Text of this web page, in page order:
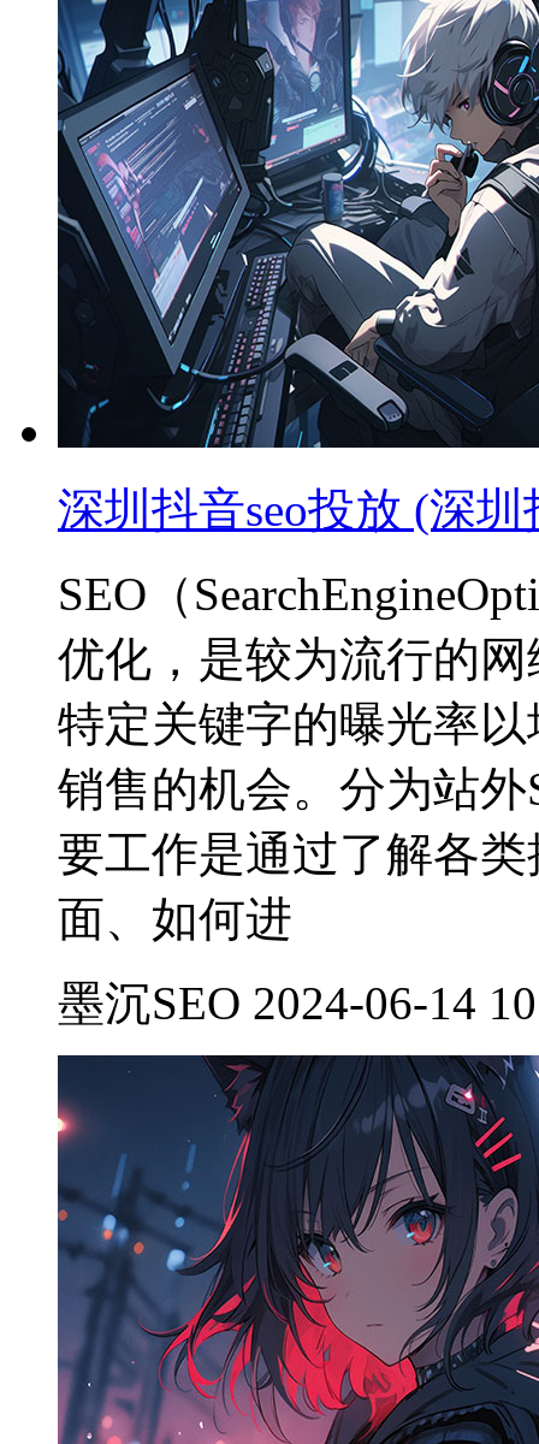
深圳抖音seo投放 (深
SEO（
优化，是较为流行的
特定关键字的曝光率
销售的机会。分为站外
要工作是通过了解各
面、如何进
墨沉SEO 2024-06-14